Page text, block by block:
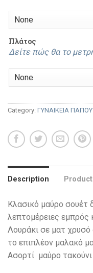
Πλάτος
Δείτε πώς θα το
Category: ΓΥΝΑΙΚΕΙΑ
Description
Κλασικό μαύρο σουέτ
λεπτομέρειες εμπρός
Λουράκι σε ματ χρυσό
το επιπλέον μαλακό
Ασορτί μαύρο